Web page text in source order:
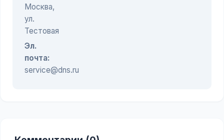
Москва,
ул.
Тестовая
Эл.
почта:
service@dns.ru